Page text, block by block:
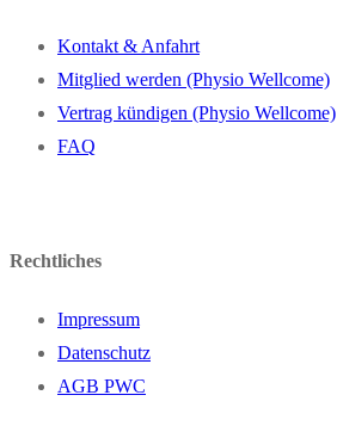
Kontakt & Anfahrt
Mitglied werden (Physio Wellcome)
Vertrag kündigen (Physio Wellcome)
FAQ
Rechtliches
Impressum
Datenschutz
AGB PWC